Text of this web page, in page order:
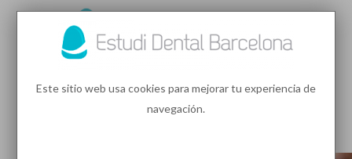
Este sitio web usa cookies para mejorar tu experiencia de
navegación.